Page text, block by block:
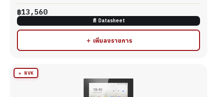
฿13,560
📄 Datasheet
＋ เพิ่มลงรายการ
★ NVK